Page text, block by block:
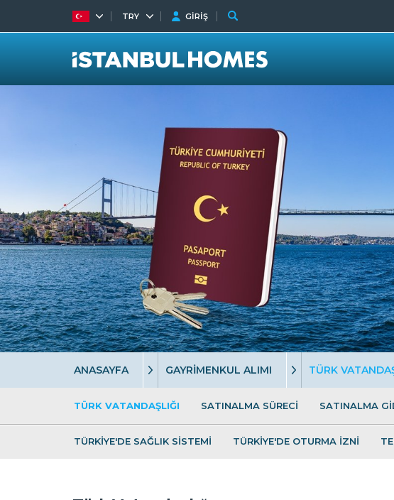
ANASAYFA GAYRİMENKUL ALIMI TÜRK
TÜRK VATANDAŞLIĞI SATINALMA SÜRECİ SATINALMA
TÜRKİYE'DE SAĞLIK SİSTEMİ TÜRKİYE'DE OTURMA İZNİ
TRY GİRİŞ